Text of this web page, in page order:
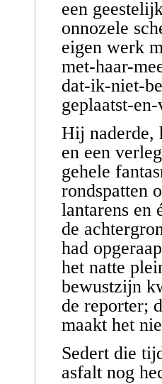
een
onnozele
eigen werk
met-haar-
dat-ik-niet-
geplaatst-
Hij naderde,
en een
gehele
rondspatten
lantarens en
de
had
het natte
bewustzijn
de reporter;
maakt het
Sedert die
asfalt nog